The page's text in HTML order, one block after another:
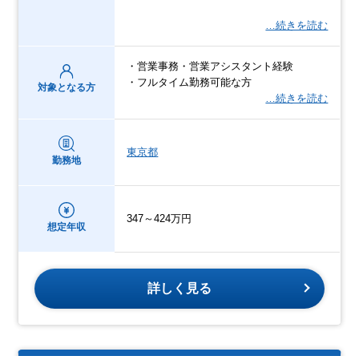
…続きを読む
対象となる方
・営業事務・営業アシスタント経験
・フルタイム勤務可能な方
…続きを読む
勤務地
東京都
想定年収
347～424万円
詳しく見る